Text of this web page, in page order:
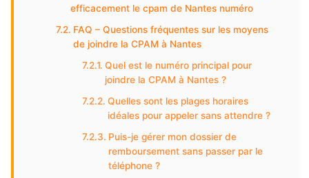
efficacement le cpam de Nantes numéro
FAQ – Questions fréquentes sur les moyens
de joindre la CPAM à Nantes
Quel est le numéro principal pour
joindre la CPAM à Nantes ?
Quelles sont les plages horaires
idéales pour appeler sans attendre ?
Puis-je gérer mon dossier de
remboursement sans passer par le
téléphone ?